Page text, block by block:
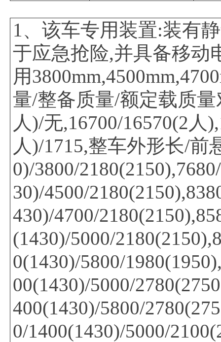
1、该车专用装置:装有
于应急抢险,并具备移动
用
量/整备质量/额定载质量
人)/无,16700/16570(2人
人)/1715,整车外形长/前
0)/3800/
30)/4500/
430)/4700/
(1430)/5000/
0(1430)/5800/
00(1430)/5000/
400(1430)/5800/
0/1400(1430)/5000/